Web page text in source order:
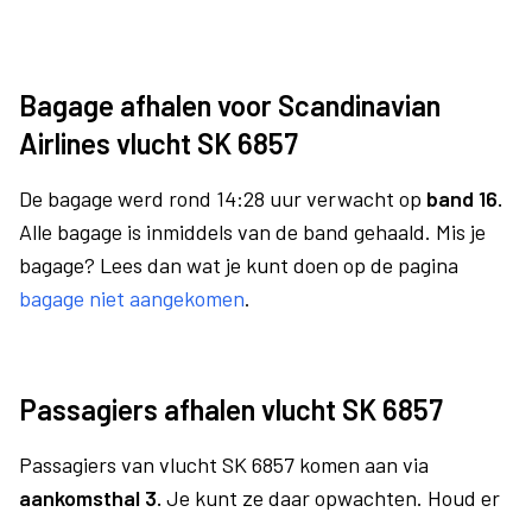
Bagage afhalen voor Scandinavian
Airlines vlucht SK 6857
De bagage werd rond 14:28 uur verwacht op band 16.
Alle bagage is inmiddels van de band gehaald. Mis je
bagage? Lees dan wat je kunt doen op de pagina
bagage niet aangekomen.
Passagiers afhalen vlucht SK 6857
Passagiers van vlucht SK 6857 komen aan via
aankomsthal 3. Je kunt ze daar opwachten. Houd er